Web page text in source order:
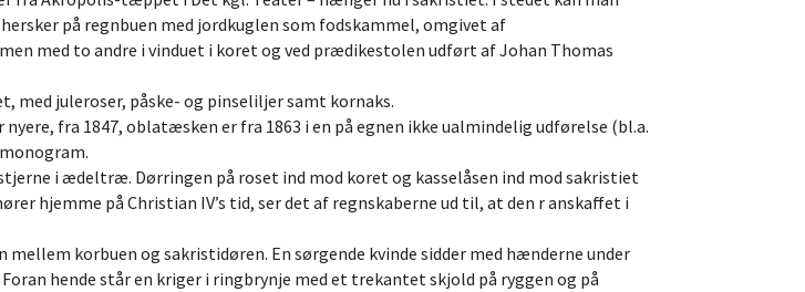
på regnbuen med jordkuglen som fodskammel, omgivet af
med to andre i vinduet i koret og ved prædikestolen udført af Johan Thomas
med juleroser, påske- og pinseliljer samt kornaks.
fra 1847, oblatæsken er fra 1863 i en på egnen ikke ualmindelig udførelse (bl.a.
i ædeltræ. Dørringen på roset ind mod koret og kasselåsen ind mod sakristiet
hjemme på Christian IV’s tid, ser det af regnskaberne ud til, at den r anskaffet i
korbuen og sakristidøren. En sørgende kvinde sidder med hænderne under
hende står en kriger i ringbrynje med et trekantet skjold på ryggen og på